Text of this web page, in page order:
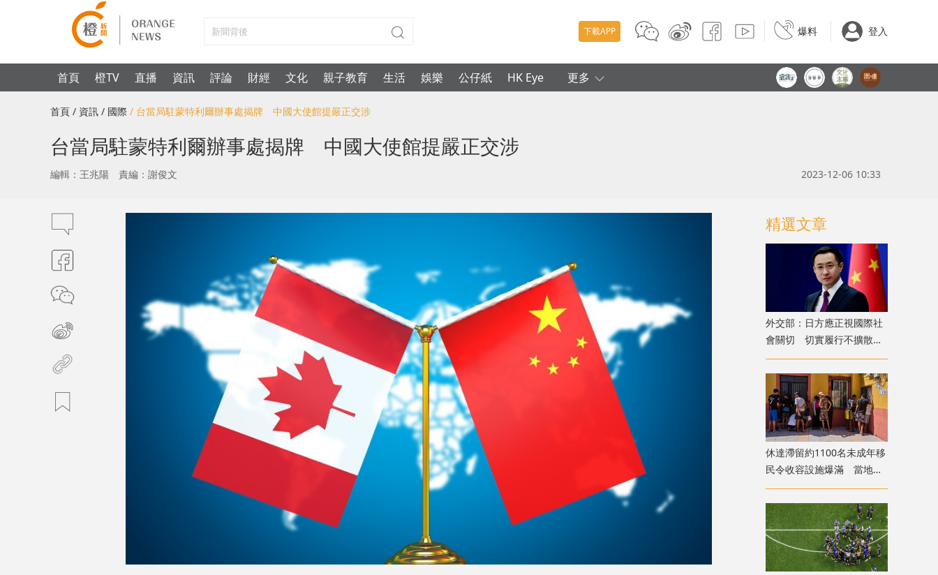
下載APP 爆料 登入
首頁 橙TV 直播 資訊 評論 財經 文化 親子教育 生活 娛樂 公仔紙 HK Eye 更多
首頁 / 資訊 / 國際 / 台當局駐蒙特利爾辦事處揭牌 中國大使館提嚴正交涉
台當局駐蒙特利爾辦事處揭牌 中國大使館提嚴正交涉
編輯：王兆陽 責編：謝俊文 2023-12-06 10:33
精選文章
外交部：日方應正視國際社
會關切 切實履行不擴散核
武器的國際法義務
​休達滯留約1100名未成年移
民令收容設施爆滿 當地冀
移送西班牙本土